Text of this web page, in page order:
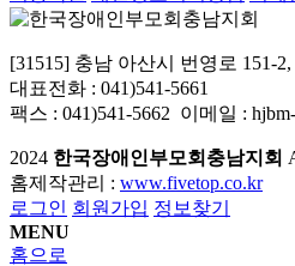
[31515] 충남 아산시 번영로 151-
대표전화 : 041)541-5661
팩스 : 041)541-5662 이메일 :
2024 한국장애인부모회충남지회
홈제작관리 : www.fivetop.co.kr
로그인 회원가입 정보찾기
MENU
홈으로